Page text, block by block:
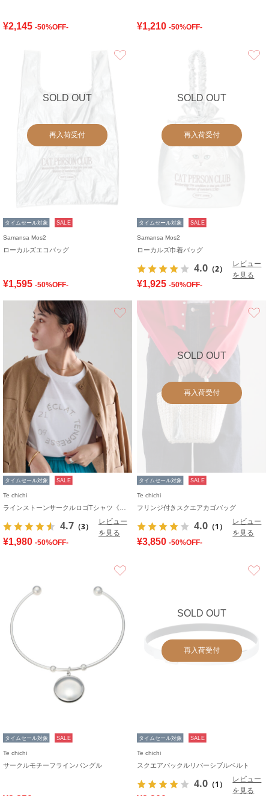
¥2,145 -50%OFF- ¥1,210 -50%OFF-
SOLD OUT
再入荷受付
タイムセール対象 SALE
Samansa Mos2
ローカルズエコバッグ
¥1,595 -50%OFF-
SOLD OUT
再入荷受付
タイムセール対象 SALE
Samansa Mos2
ローカルズ巾着バッグ
4.0 （2）
レビュー
を見る
¥1,925 -50%OFF-
タイムセール対象 SALE
Te chichi
4.7 （3）
レビュー
を見る
¥1,980 -50%OFF-
SOLD OUT
再入荷受付
タイムセール対象 SALE
Te chichi
フリンジ付きスクエアカゴバッグ
4.0 （1）
レビュー
を見る
¥3,850 -50%OFF-
タイムセール対象 SALE
Te chichi
サークルモチーフラインバングル
SOLD OUT
再入荷受付
タイムセール対象 SALE
Te chichi
スクエアバックルリバーシブルベルト
4.0 （1）
レビュー
を見る